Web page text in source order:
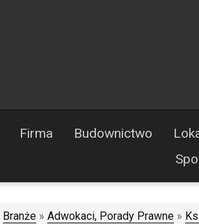
Firma Budownictwo
Branże » Adwokaci, Porady Prawne »